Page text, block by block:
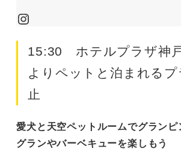
Instagram
15:30 ホテルプラザ神
よりペットと泊まれるプ
止
愛犬と天空ペットルームでグランピ
グランやバーベキューを楽しもう